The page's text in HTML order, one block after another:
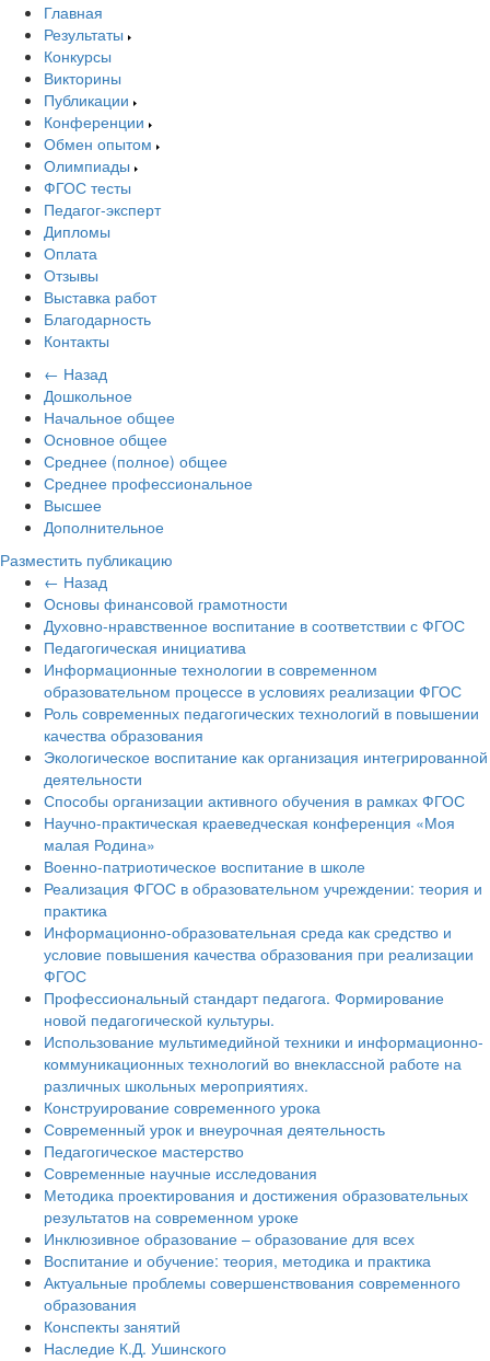
Главная
Результаты
Конкурсы
Викторины
Публикации
Конференции
Обмен опытом
Олимпиады
ФГОС тесты
Педагог-эксперт
Дипломы
Оплата
Отзывы
Выставка работ
Благодарность
Контакты
← Назад
Дошкольное
Начальное общее
Основное общее
Среднее (полное) общее
Среднее профессиональное
Высшее
Дополнительное
Разместить публикацию
← Назад
Основы финансовой грамотности
Духовно-нравственное воспитание в соответствии с ФГОС
Педагогическая инициатива
Информационные технологии в современном
образовательном процессе в условиях реализации ФГОС
Роль современных педагогических технологий в повышении
качества образования
Экологическое воспитание как организация интегрированной
деятельности
Способы организации активного обучения в рамках ФГОС
Научно-практическая краеведческая конференция «Моя
малая Родина»
Военно-патриотическое воспитание в школе
Реализация ФГОС в образовательном учреждении: теория и
практика
Информационно-образовательная среда как средство и
условие повышения качества образования при реализации
ФГОС
Профессиональный стандарт педагога. Формирование
новой педагогической культуры.
Использование мультимедийной техники и информационно-
коммуникационных технологий во внеклассной работе на
различных школьных мероприятиях.
Конструирование современного урока
Современный урок и внеурочная деятельность
Педагогическое мастерство
Современные научные исследования
Методика проектирования и достижения образовательных
результатов на современном уроке
Инклюзивное образование – образование для всех
Воспитание и обучение: теория, методика и практика
Актуальные проблемы совершенствования современного
образования
Конспекты занятий
Наследие К.Д. Ушинского